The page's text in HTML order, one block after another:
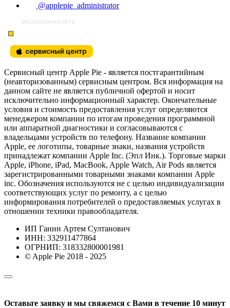
@applepie_administrator
Сервисный центр Apple Pie - является постгарантийным
(неавторизованным) сервисным центром. Вся информация на
данном сайте не является публичной офертой и носит
исключительно информационный характер. Окончательные
условия и стоимость предоставления услуг определяются
менеджером компании по итогам проведения программной
или аппаратной диагностики и согласовываются с
владельцами устройств по телефону. Название компании
Apple, ее логотипы, товарные знаки, названия устройств
принадлежат компании Apple Inc. (Эпл Инк.). Торговые марки
Apple, iPhone, iPad, MacBook, Apple Watch, Air Pods является
зарегистрированными товарными знаками компании Apple
inc. Обозначения используются не с целью индивидуализации
соответствующих услуг по ремонту, а с целью
информирования потребителей о предоставляемых услугах в
отношении техники правообладателя.
ИП Ганин Артем Султанович
ИНН: 332911477864
ОГРНИП: 318332800001981
© Apple Pie 2018 - 2025
Оставьте заявку и мы свяжемся с Вами в течение 10 минут